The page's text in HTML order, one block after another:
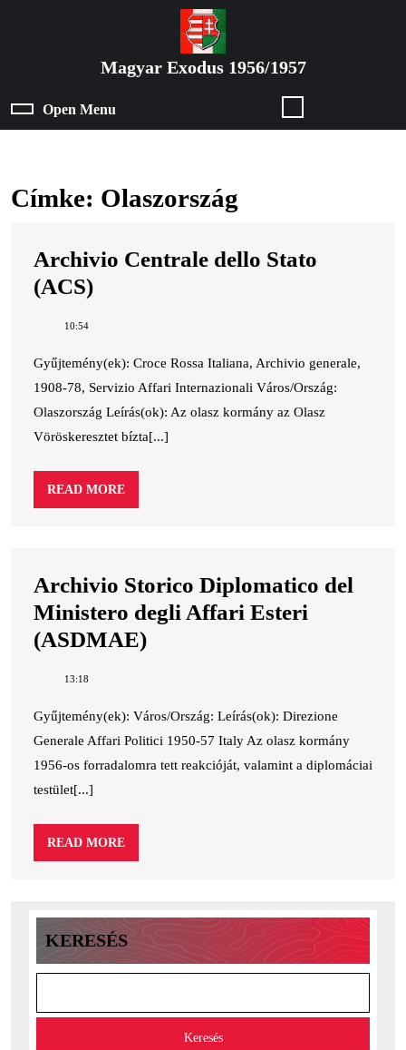
Magyar Exodus 1956/1957
Open MenuOpen
Címke: Olaszország
Archivio Centrale dello Stato
(ACS)Archivio
Stato
(ACS)
10:54
Gyűjtemény(ek): Croce Rossa Italiana, Archivio generale,
1908-78, Servizio Affari Internazionali Város/Ország:
Olaszország Leírás(ok): Az olasz kormány az Olasz
Vöröskeresztet bízta[...]
READ MOREREAD
MORE
Archivio Storico Diplomatico del
Ministero degli Affari Esteri
(ASDMAE)Archivio
del
Ministero
degli
13:18
Gyűjtemény(ek): Város/Ország: Leírás(ok): Direzione
Generale Affari Politici 1950-57 Italy Az olasz kormány
1956-os forradalomra tett reakcióját, valamint a diplomáciai
testület[...]
READ MOREREAD
MORE
KERESÉS
Keresés